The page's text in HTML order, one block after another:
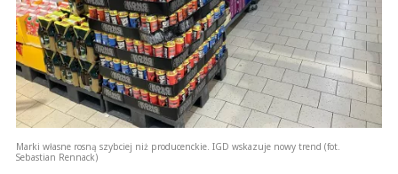
Marki własne rosną szybciej niż producenckie. IGD wskazuje nowy trend (fot.
Sebastian Rennack)